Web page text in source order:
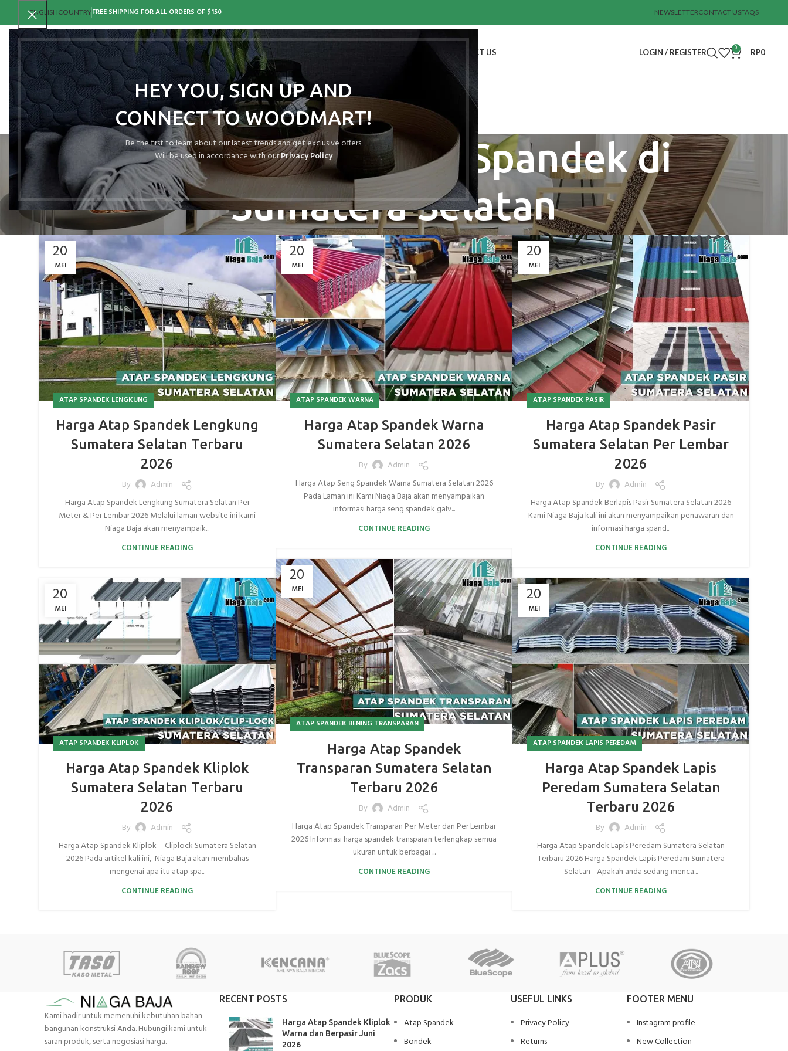
HEY YOU, SIGN UP AND
CONNECT TO WOODMART!
Be the first to learn about our latest trends and get exclusive offers
Will be used in accordance with ourPrivacy Policy
ENGLISHCOUNTRYFREE SHIPPING FOR ALL ORDERS OF $150 NEWSLETTERCONTACT USFAQS
CONTACT US LOGIN / REGISTER 0 RP0
Tag Archives: Atap Spandek di
Sumatera Selatan
20
MEI
ATAP SPANDEK LENGKUNG
Harga Atap Spandek Lengkung
Sumatera Selatan Terbaru
2026
By
Admin
Harga Atap Spandek Lengkung Sumatera Selatan Per
Meter & Per Lembar 2026 Melalui laman website ini kami
Niaga Baja akan menyampaik...
CONTINUE READING
20
MEI
ATAP SPANDEK WARNA
Harga Atap Spandek Warna
Sumatera Selatan 2026
By
Admin
Harga Atap Seng Spandek Warna Sumatera Selatan 2026
Pada Laman ini Kami Niaga Baja akan menyampaikan
informasi harga seng spandek galv...
CONTINUE READING
20
MEI
ATAP SPANDEK PASIR
Harga Atap Spandek Pasir
Sumatera Selatan Per Lembar
2026
By
Admin
Harga Atap Spandek Berlapis Pasir Sumatera Selatan 2026
Kami Niaga Baja kali ini akan menyampaikan penawaran dan
informasi harga spand...
CONTINUE READING
20
MEI
ATAP SPANDEK BENING TRANSPARAN
Harga Atap Spandek
Transparan Sumatera Selatan
Terbaru 2026
By
Admin
Harga Atap Spandek Transparan Per Meter dan Per Lembar
2026 Informasi harga spandek transparan terlengkap semua
ukuran untuk berbagai ...
CONTINUE READING
20
MEI
ATAP SPANDEK KLIPLOK
Harga Atap Spandek Kliplok
Sumatera Selatan Terbaru
2026
By
Admin
Harga Atap Spandek Kliplok – Cliplock Sumatera Selatan
2026 Pada artikel kali ini, Niaga Baja akan membahas
mengenai apa itu atap spa...
CONTINUE READING
20
MEI
ATAP SPANDEK LAPIS PEREDAM
Harga Atap Spandek Lapis
Peredam Sumatera Selatan
Terbaru 2026
By
Admin
Harga Atap Spandek Lapis Peredam Sumatera Selatan
Terbaru 2026 Harga Spandek Lapis Peredam Sumatera
Selatan - Apakah anda sedang menca...
CONTINUE READING
Kami hadir untuk memenuhi kebutuhan bahan
bangunan konstruksi Anda. Hubungi kami untuk
saran produk, serta negosiasi harga.
RECENT POSTS
Harga Atap Spandek Kliplok
Warna dan Berpasir Juni
2026
PRODUK
Atap Spandek
Bondek
USEFUL LINKS
Privacy Policy
Returns
FOOTER MENU
Instagram profile
New Collection